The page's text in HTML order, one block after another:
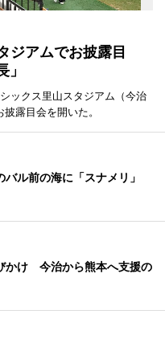
ジアムでお披露目
ックス里山スタジアム（今治
露目会を開いた。
バル前の海に「スナメリ」
かけ 今治から熊本へ支援の